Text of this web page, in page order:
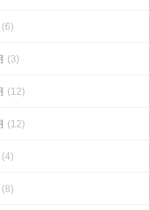
(6)
(3)
(12)
(12)
(4)
(8)